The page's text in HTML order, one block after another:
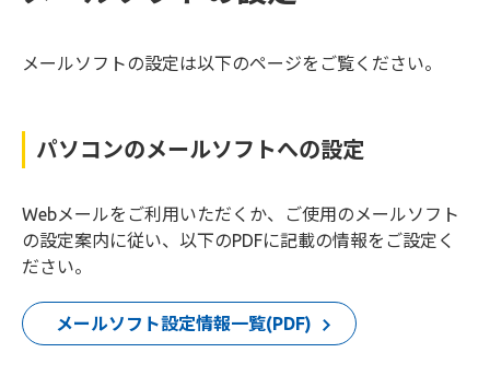
メールソフトの設定は以下のページをご覧ください。
パソコンのメールソフトへの設定
Webメールをご利用いただくか、ご使用のメールソフト
の設定案内に従い、以下のPDFに記載の情報をご設定く
ださい。
メールソフト設定情報一覧(PDF)